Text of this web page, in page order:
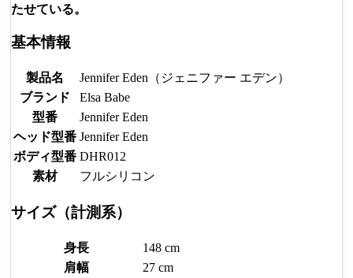
たせている。
基本情報
製品名
Jennifer Eden（ジェニファー エデン）
ブランド
Elsa Babe
型番
Jennifer Eden
ヘッド型番 Jennifer Eden
ボディ型番 DHR012
素材
フルシリコン
サイズ（計測系）
身長
148 cm
肩幅
27 cm